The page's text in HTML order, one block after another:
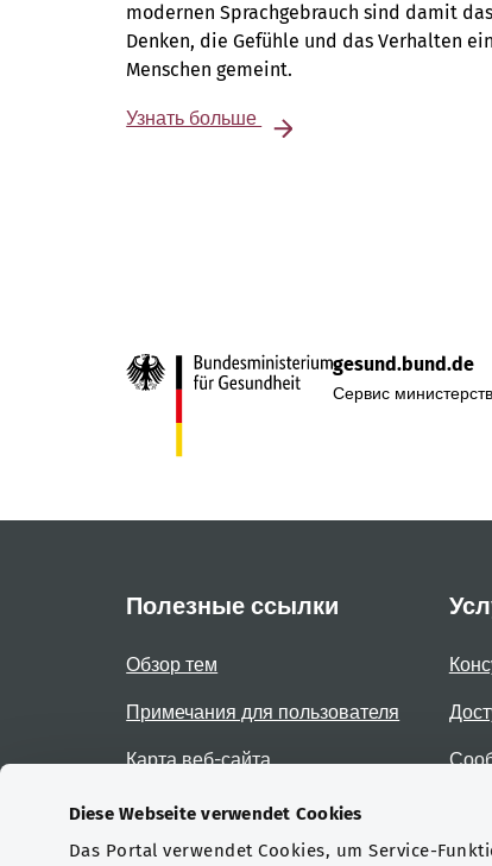
Diese Webseite verwendet Cookies
Das Portal verwendet Cookies, um Service-
modernen Sprachgebrauch sind damit das
Denken, die Gefühle und das Verhalten
Menschen gemeint.
Узнать больше
gesund.bund.de
Сервис
Полезные ссылки
Обзор тем
Примечания для пользователя
Карта веб-сайта
Сертификаты